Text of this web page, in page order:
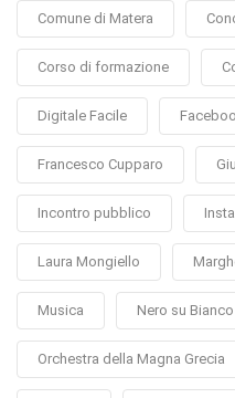
Comune di Matera
Corso di formazione
Digitale Facile
Francesco Cupparo
Incontro pubblico
Laura Mongiello
Musica Nero su Bianco
Orchestra della Magna Grecia